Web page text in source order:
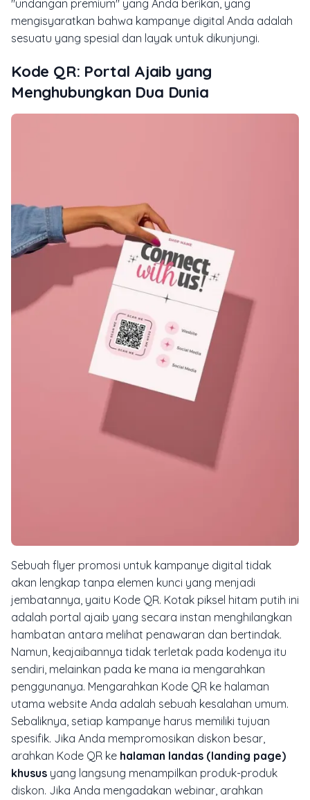
"undangan premium" yang Anda berikan, yang
mengisyaratkan bahwa kampanye digital Anda adalah
sesuatu yang spesial dan layak untuk dikunjungi.
Kode QR: Portal Ajaib yang
Menghubungkan Dua Dunia
Sebuah flyer promosi untuk kampanye digital tidak
akan lengkap tanpa elemen kunci yang menjadi
jembatannya, yaitu Kode QR. Kotak piksel hitam putih ini
adalah portal ajaib yang secara instan menghilangkan
hambatan antara melihat penawaran dan bertindak.
Namun, keajaibannya tidak terletak pada kodenya itu
sendiri, melainkan pada ke mana ia mengarahkan
penggunanya. Mengarahkan Kode QR ke halaman
utama website Anda adalah sebuah kesalahan umum.
Sebaliknya, setiap kampanye harus memiliki tujuan
spesifik. Jika Anda mempromosikan diskon besar,
arahkan Kode QR ke halaman landas (landing page)
khusus yang langsung menampilkan produk-produk
diskon. Jika Anda mengadakan webinar, arahkan